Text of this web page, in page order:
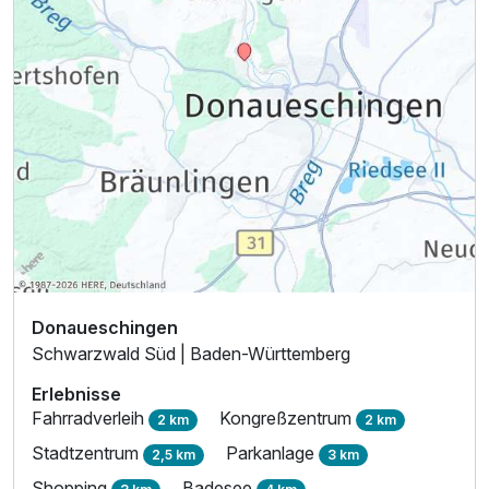
Doppelzimmer Deluxe
2 Erwachsene und 1 Kind
Donaueschingen
Schwarzwald Süd | Baden-Württemberg
Erlebnisse
Fahrradverleih 2 km Kongreßzentrum 2 km
Stadtzentrum 2,5 km Parkanlage 3 km